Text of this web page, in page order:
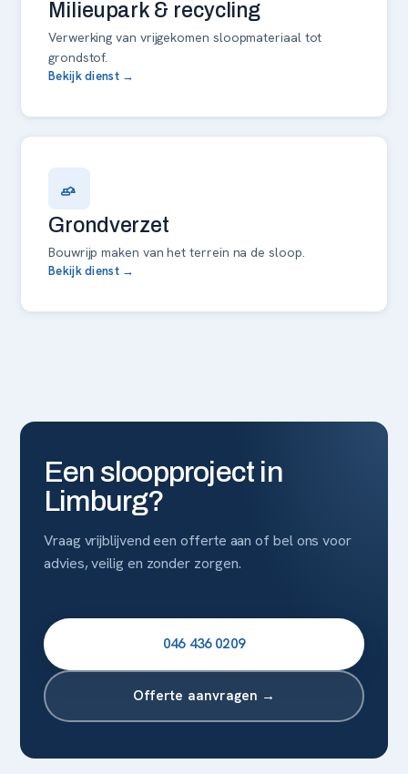
Milieupark & recycling
Verwerking van vrijgekomen sloopmateriaal tot
grondstof.
Bekijk dienst →
Grondverzet
Bouwrijp maken van het terrein na de sloop.
Bekijk dienst →
Een sloopproject in
Limburg?
Vraag vrijblijvend een offerte aan of bel ons voor
advies, veilig en zonder zorgen.
046 436 0209
Offerte aanvragen →